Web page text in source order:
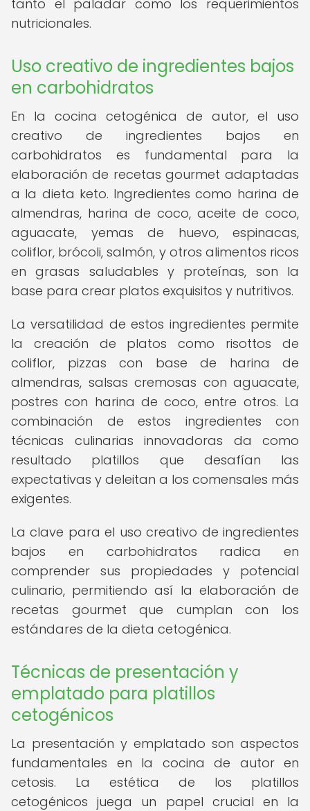
tanto el paladar como los requerimientos
nutricionales.
Uso creativo de ingredientes bajos
en carbohidratos
En la cocina cetogénica de autor, el uso
creativo de ingredientes bajos en
carbohidratos es fundamental para la
elaboración de recetas gourmet adaptadas
a la dieta keto. Ingredientes como harina de
almendras, harina de coco, aceite de coco,
aguacate, yemas de huevo, espinacas,
coliflor, brócoli, salmón, y otros alimentos ricos
en grasas saludables y proteínas, son la
base para crear platos exquisitos y nutritivos.
La versatilidad de estos ingredientes permite
la creación de platos como risottos de
coliflor, pizzas con base de harina de
almendras, salsas cremosas con aguacate,
postres con harina de coco, entre otros. La
combinación de estos ingredientes con
técnicas culinarias innovadoras da como
resultado platillos que desafían las
expectativas y deleitan a los comensales más
exigentes.
La clave para el uso creativo de ingredientes
bajos en carbohidratos radica en
comprender sus propiedades y potencial
culinario, permitiendo así la elaboración de
recetas gourmet que cumplan con los
estándares de la dieta cetogénica.
Técnicas de presentación y
emplatado para platillos
cetogénicos
La presentación y emplatado son aspectos
fundamentales en la cocina de autor en
cetosis. La estética de los platillos
cetogénicos juega un papel crucial en la